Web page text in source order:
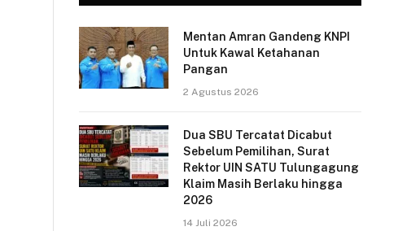
Mentan Amran Gandeng KNPI
Untuk Kawal Ketahanan
Pangan
2 Agustus 2026
Dua SBU Tercatat Dicabut
Sebelum Pemilihan, Surat
Rektor UIN SATU Tulungagung
Klaim Masih Berlaku hingga
2026
14 Juli 2026